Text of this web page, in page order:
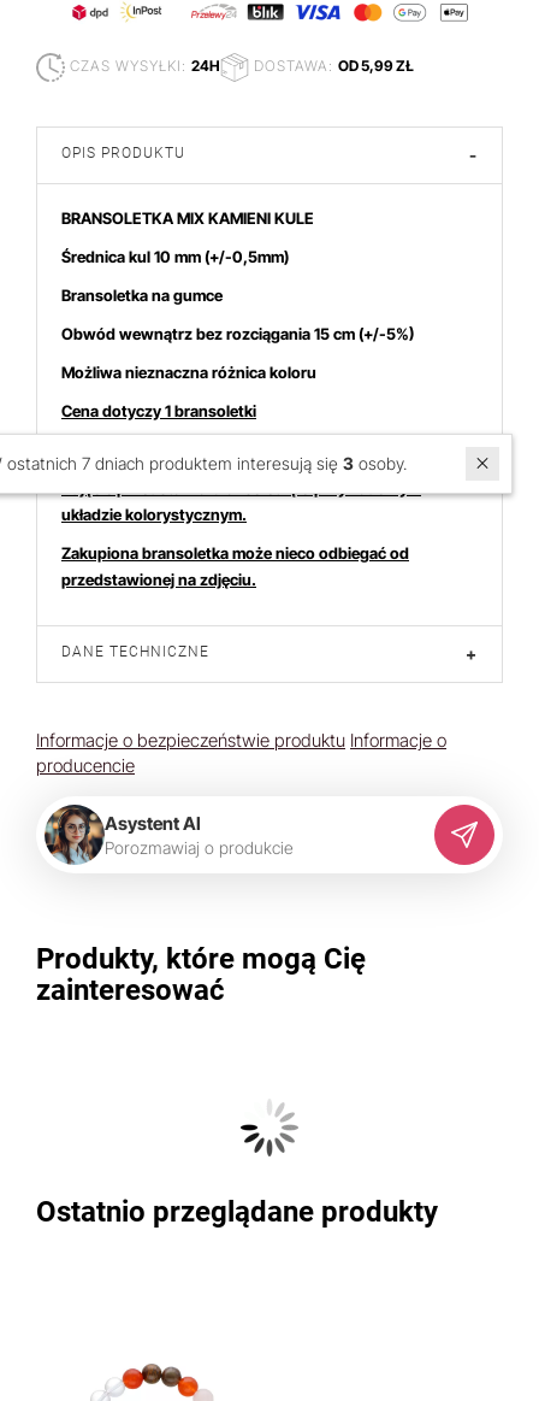
CZAS WYSYŁKI: 24H DOSTAWA: OD 5,99 ZŁ
OPIS PRODUKTU -
BRANSOLETKA MIX KAMIENI KULE
Średnica kul 10 mm (+/-0,5mm)
Bransoletka na gumce
Obwód wewnątrz bez rozciągania 15 cm (+/-5%)
Możliwa nieznaczna różnica koloru
Cena dotyczy 1 bransoletki
układzie kolorystycznym.
Zakupiona bransoletka może nieco odbiegać od
przedstawionej na zdjęciu.
DANE TECHNICZNE +
Informacje o bezpieczeństwie produktu Informacje o
producencie
Asystent AI
Porozmawiaj o produkcie
Produkty, które mogą Cię
zainteresować
Ostatnio przeglądane produkty
W ostatnich 7 dniach produktem interesują się3osoby.